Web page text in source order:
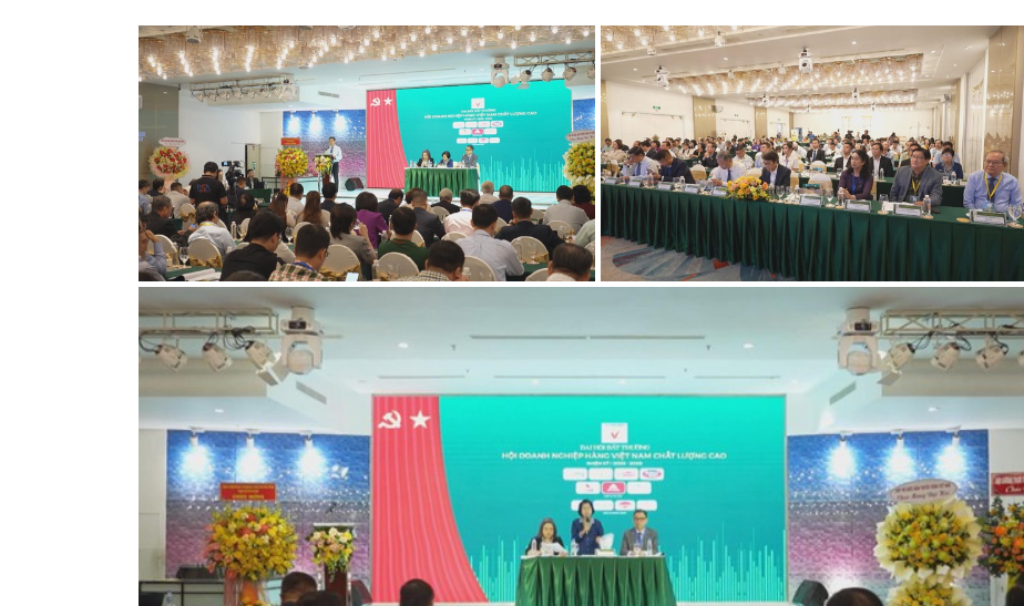
Bé xem gì
Mái ấm gia đình
Việt
Các show khác
Các chương trình
khác
Innovation Fest
Chung một tấm
lòng
HTV
SEA